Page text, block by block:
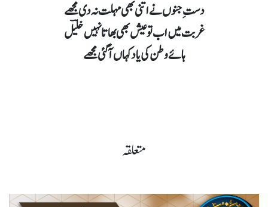
دستِ جنوں نے اتنی بھی مہلت نہ دی مجھے
غربت میں اب تو عیش بھی بھاتا نہیں خلیؔل
ہائے وطن کی یاد کہاں آگئی مجھے
متعلقہ